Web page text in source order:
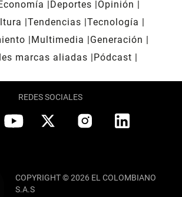
Deportes
Opinión
Tendencias Tecnología
Multimedia
Generación
marcas aliadas
Pódcast
REDES SOCIALES
COPYRIGHT © 2026 EL COLOMBIANO
S.A.S